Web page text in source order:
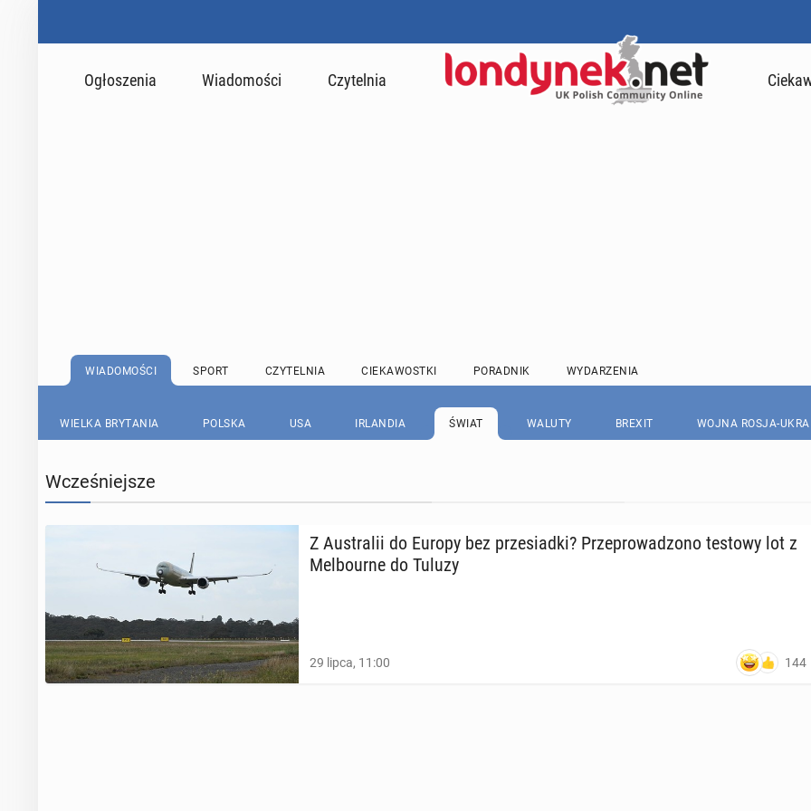
Ogłoszenia Wiadomości Czytelnia
WIADOMOŚCI SPORT CZYTELNIA CIEKAWOSTKI PORADNIK WYDARZENIA
WIELKA BRYTANIA POLSKA USA IRLANDIA ŚWIAT WALUTY BREXIT WOJNA ROSJA-
Wcześniejsze
Z Au­stra­lii do Europy bez prze­siad­ki? Prze­pro­wa­dzo­no testowy lot z
Mel­bo­ur­ne do Tuluzy
29 lipca, 11:00 144